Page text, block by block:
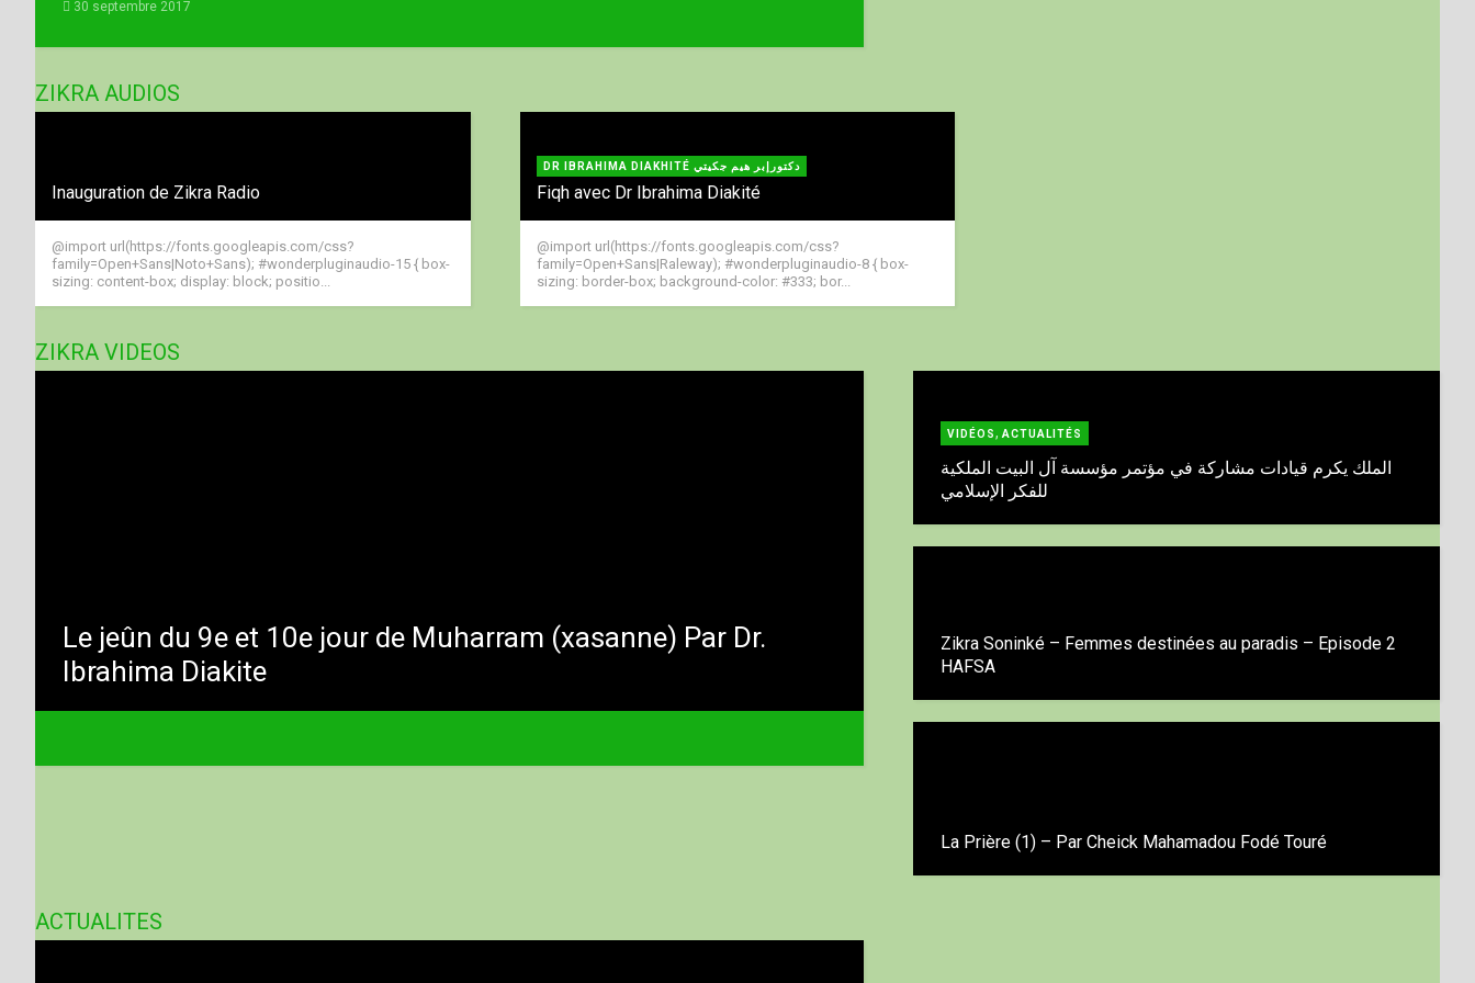
30 septembre 2017
ZIKRA AUDIOS
Inauguration de Zikra Radio
@import url(https://fonts.googleapis.com/css?
family=Open+Sans|Noto+Sans); #wonderpluginaudio-15 { box-
sizing: content-box; display: block; positio...
DR IBRAHIMA DIAKHITÉ دكتورإبر هيم جكيتي
Fiqh avec Dr Ibrahima Diakité
@import url(https://fonts.googleapis.com/css?
family=Open+Sans|Raleway); #wonderpluginaudio-8 { box-
sizing: border-box; background-color: #333; bor...
ZIKRA VIDEOS
Le jeûn du 9e et 10e jour de Muharram (xasanne) Par Dr.
Ibrahima Diakite
VIDÉOS, ACTUALITÉS
الملك يكرم قيادات مشاركة في مؤتمر مؤسسة آل البيت الملكية
للفكر الإسلامي
Zikra Soninké – Femmes destinées au paradis – Episode 2
HAFSA
La Prière (1) – Par Cheick Mahamadou Fodé Touré
ACTUALITES